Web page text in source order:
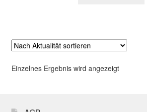
Einzelnes Ergebnis wird angezeigt